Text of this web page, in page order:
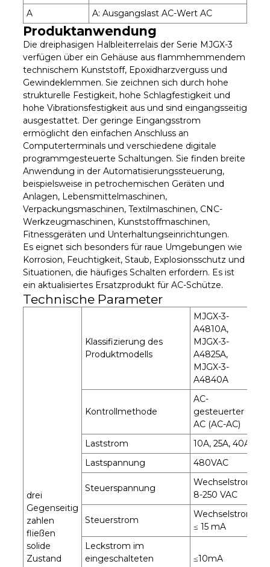
A
A: Ausgangslast AC-Wert AC
Produktanwendung
Die dreiphasigen Halbleiterrelais der Serie MJGX-3
verfügen über ein Gehäuse aus flammhemmendem
technischem Kunststoff, Epoxidharzverguss und
Gewindeklemmen. Sie zeichnen sich durch hohe
strukturelle Festigkeit, hohe Schlagfestigkeit und
hohe Vibrationsfestigkeit aus und sind eingangsseitig
ausgestattet. Der geringe Eingangsstrom
ermöglicht den einfachen Anschluss an
Computerterminals und verschiedene digitale
programmgesteuerte Schaltungen. Sie finden breite
Anwendung in der Automatisierungssteuerung,
beispielsweise in petrochemischen Geräten und
Anlagen, Lebensmittelmaschinen,
Verpackungsmaschinen, Textilmaschinen, CNC-
Werkzeugmaschinen, Kunststoffmaschinen,
Fitnessgeräten und Unterhaltungseinrichtungen.
Es eignet sich besonders für raue Umgebungen wie
Korrosion, Feuchtigkeit, Staub, Explosionsschutz und
Situationen, die häufiges Schalten erfordern. Es ist
ein aktualisiertes Ersatzprodukt für AC-Schütze.
Technische Parameter
drei
Gegenseitig
zahlen
fließen
solide
Zustand
Klassifizierung des
Produktmodells
MJGX-3-
A4810A,
MJGX-3-
A4825A,
MJGX-3-
A4840A
Kontrollmethode
AC-
gesteuerter
AC (AC-AC)
Laststrom
10A, 25A, 40A
Lastspannung
480VAC
Steuerspannung
Wechselstrom:
8-250 VAC
Steuerstrom
Wechselstrom
≤ 15 mA
Leckstrom im
eingeschalteten
≤10mA